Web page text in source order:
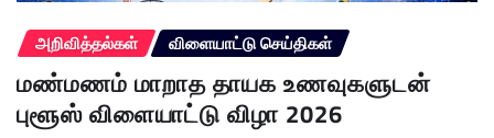
அறிவித்தல்கள் விளையாட்டு செய்திகள்
மண்மணம் மாறாத தாயக உணவுகளுடன்
புளூஸ் விளையாட்டு விழா 2026